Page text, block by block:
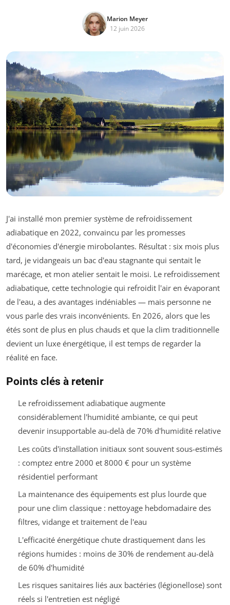
Marion Meyer
12 juin 2026
J'ai installé mon premier système de refroidissement
adiabatique en 2022, convaincu par les promesses
d'économies d'énergie mirobolantes. Résultat : six mois plus
tard, je vidangeais un bac d'eau stagnante qui sentait le
marécage, et mon atelier sentait le moisi. Le refroidissement
adiabatique, cette technologie qui refroidit l'air en évaporant
de l'eau, a des avantages indéniables — mais personne ne
vous parle des vrais inconvénients. En 2026, alors que les
étés sont de plus en plus chauds et que la clim traditionnelle
devient un luxe énergétique, il est temps de regarder la
réalité en face.
Points clés à retenir
Le refroidissement adiabatique augmente
considérablement l'humidité ambiante, ce qui peut
devenir insupportable au-delà de 70% d'humidité relative
Les coûts d'installation initiaux sont souvent sous-estimés
: comptez entre 2000 et 8000 € pour un système
résidentiel performant
La maintenance des équipements est plus lourde que
pour une clim classique : nettoyage hebdomadaire des
filtres, vidange et traitement de l'eau
L'efficacité énergétique chute drastiquement dans les
régions humides : moins de 30% de rendement au-delà
de 60% d'humidité
Les risques sanitaires liés aux bactéries (légionellose) sont
réels si l'entretien est négligé